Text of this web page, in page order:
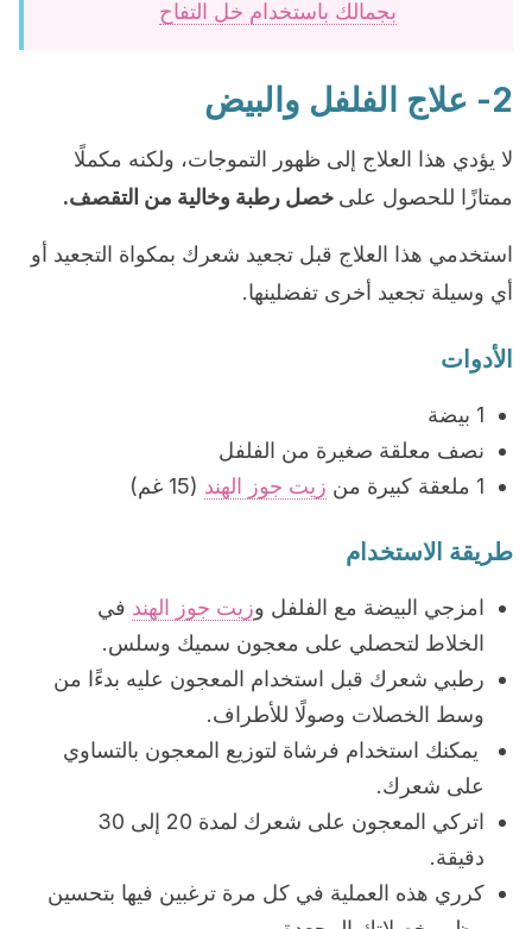
بجمالك باستخدام خل التفاح
2- علاج الفلفل والبيض
لا يؤدي هذا العلاج إلى ظهور التموجات، ولكنه مكملًا
ممتازًا للحصول على خصل رطبة وخالية من التقصف.
استخدمي هذا العلاج قبل تجعيد شعرك بمكواة التجعيد أو
أي وسيلة تجعيد أخرى تفضلينها.
الأدوات
1 بيضة
نصف معلقة صغيرة من الفلفل
1 ملعقة كبيرة من
زيت جوز الهند (15 غم)
طريقة الاستخدام
امزجي البيضة مع الفلفل وزيت جوز الهند في
الخلاط لتحصلي على معجون سميك وسلس.
رطبي شعرك قبل استخدام المعجون عليه بدءًا من
وسط الخصلات وصولًا للأطراف.
يمكنك استخدام فرشاة لتوزيع المعجون بالتساوي
على شعرك.
اتركي المعجون على شعرك لمدة 20 إلى 30
دقيقة.
كرري هذه العملية في كل مرة ترغبين فيها بتحسين